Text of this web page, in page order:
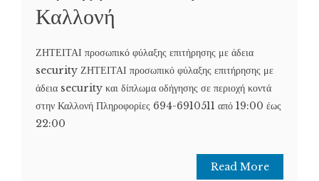
Καλλονή
ΖΗΤΕΙΤΑΙ προσωπικό φύλαξης επιτήρησης με άδεια
security ΖΗΤΕΙΤΑΙ προσωπικό φύλαξης επιτήρησης με
άδεια security και δίπλωμα οδήγησης σε περιοχή κοντά
στην Καλλονή Πληροφορίες 694-6910511 από 19:00 έως
22:00
Read More